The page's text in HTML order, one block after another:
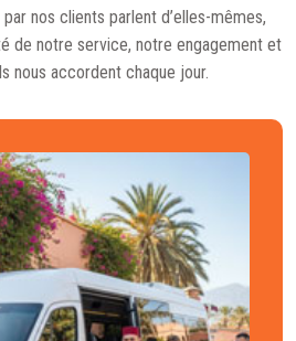
nos clients parlent d’elles-mêmes,
de notre service, notre engagement et
nous accordent chaque jour.